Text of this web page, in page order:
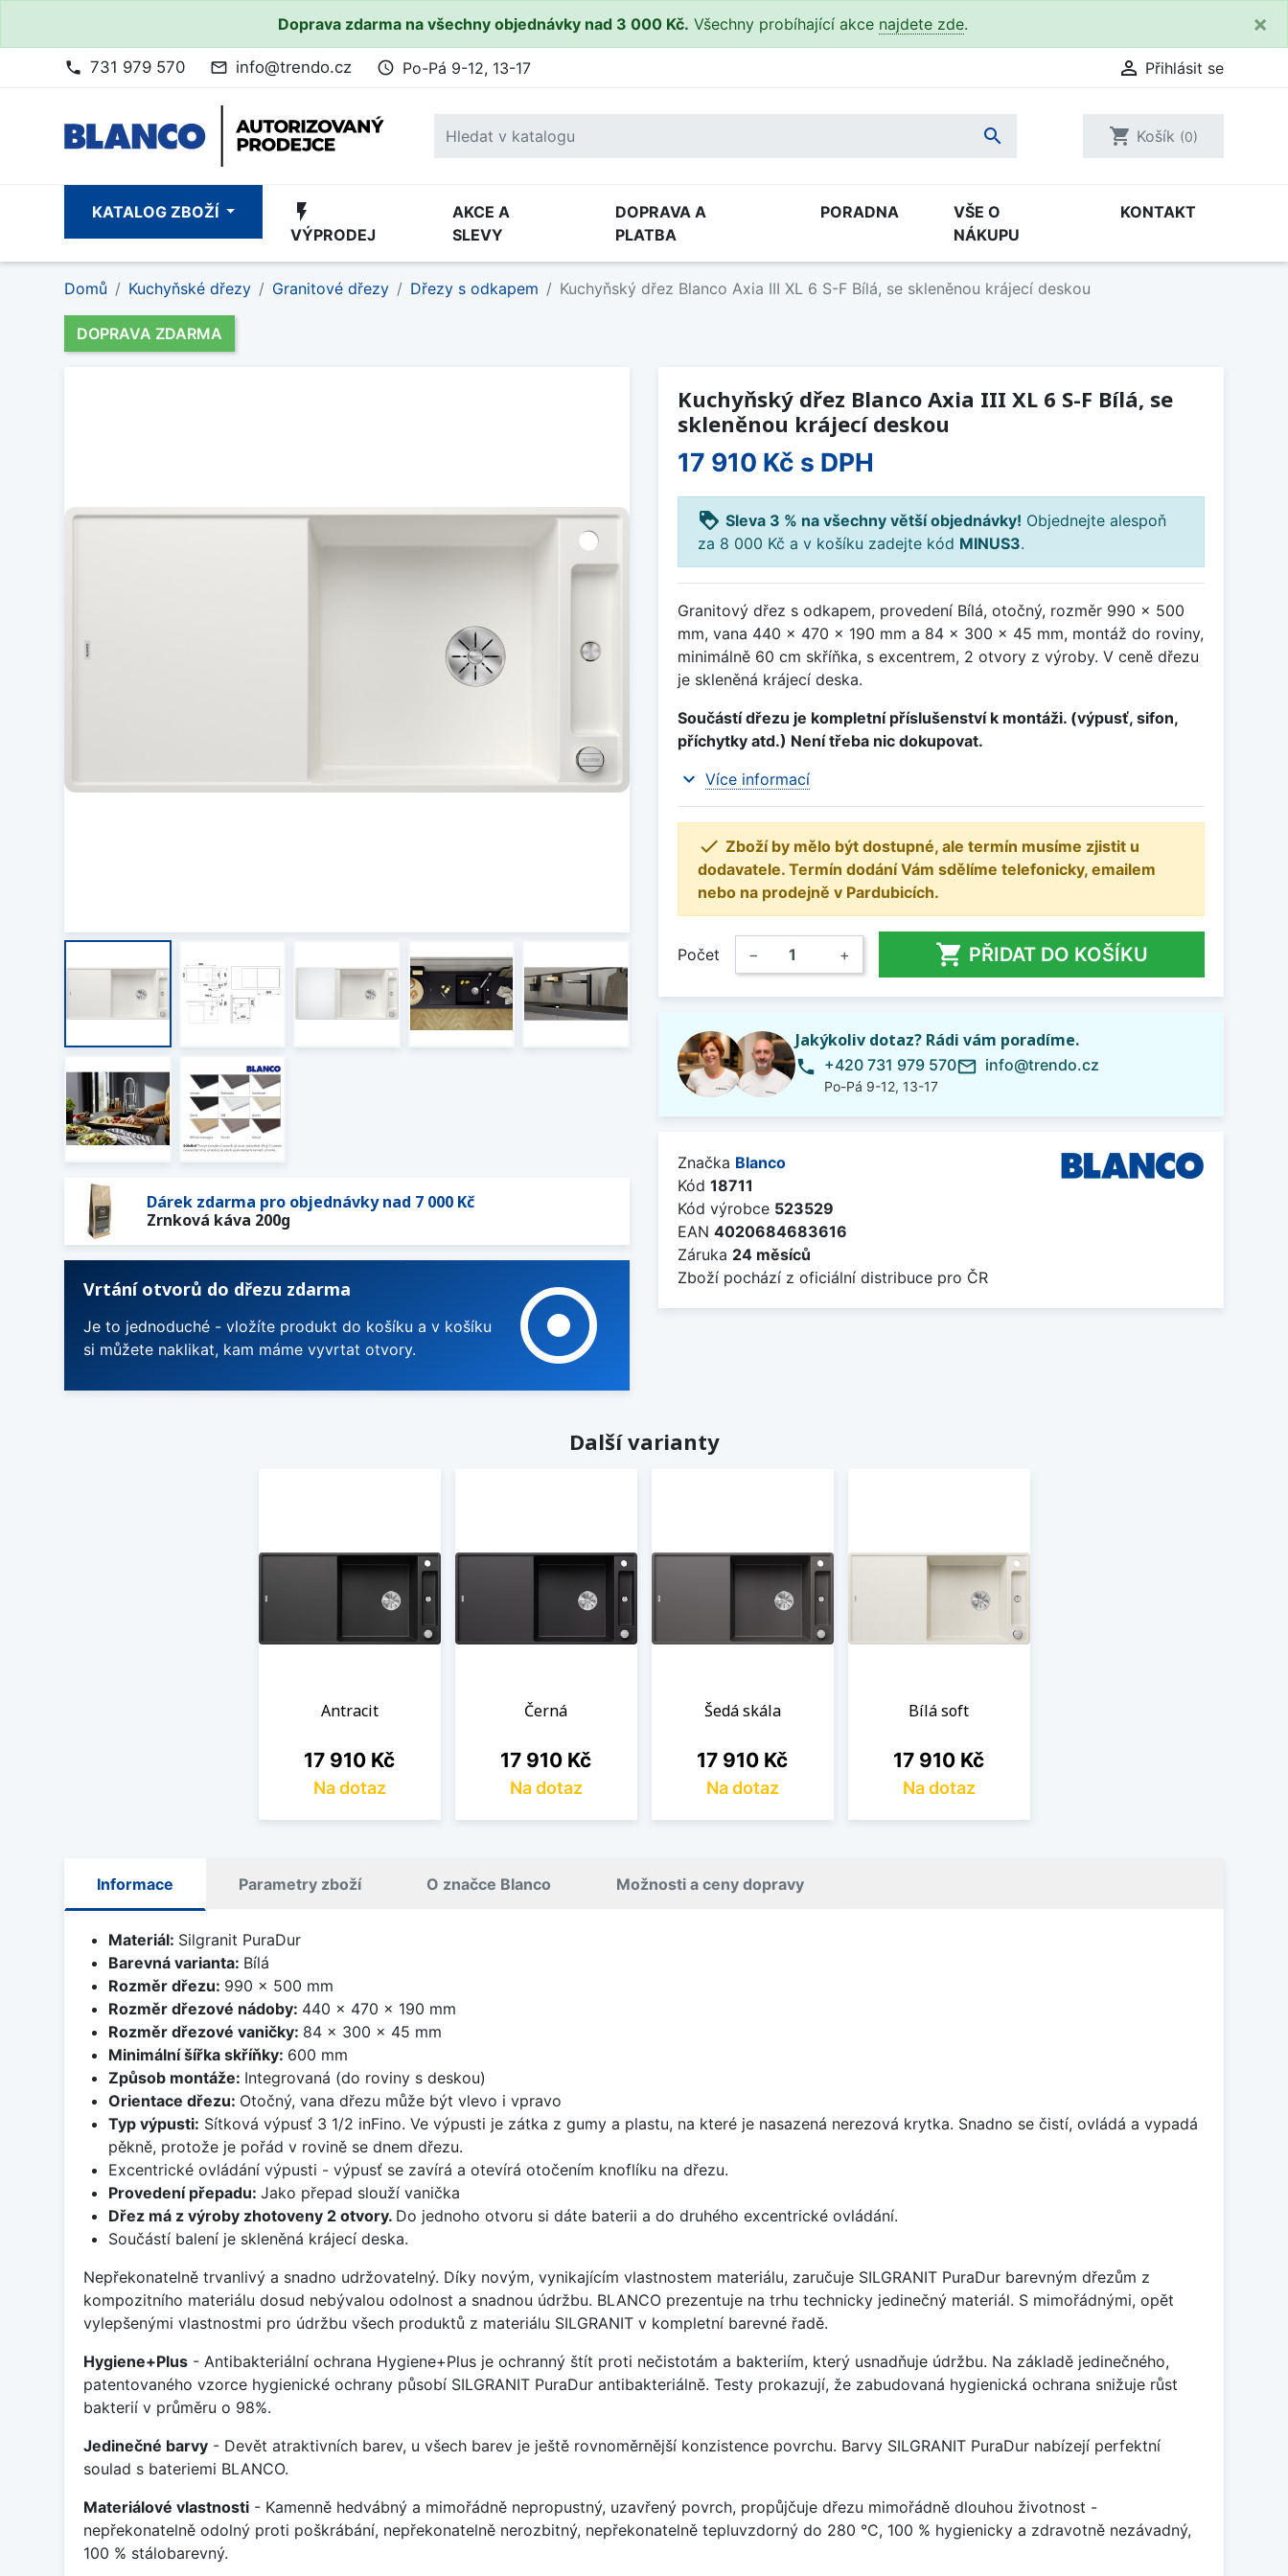
Doprava zdarma na všechny objednávky nad 3 000 Kč. Všechny probíhající akce najdete zde. ×
phone 731 979 570 mail_outline info@trendo.cz access_time Po-Pá 9-12, 13-17  Přihlásit se
 shopping_cart Košík (0)
KATALOG ZBOŽÍ flash_on
VÝPRODEJ
AKCE A
SLEVY
DOPRAVA A
PLATBA
PORADNA
VŠE O
NÁKUPU
KONTAKT
Domů Kuchyňské dřezy Granitové dřezy Dřezy s odkapem Kuchyňský dřez Blanco Axia III XL 6 S-F Bílá, se skleněnou krájecí deskou
DOPRAVA ZDARMA
Dárek zdarma pro objednávky nad 7 000 Kč
Zrnková káva 200g
Vrtání otvorů do dřezu zdarma
Je to jednoduché - vložíte produkt do košíku a v košíku
si můžete naklikat, kam máme vyvrtat otvory.
adjust
Kuchyňský dřez Blanco Axia III XL 6 S-F Bílá, se
skleněnou krájecí deskou
17 910 Kč s DPH
loyalty Sleva 3 % na všechny větší objednávky! Objednejte alespoň
za 8 000 Kč a v košíku zadejte kód MINUS3.
Granitový dřez s odkapem, provedení Bílá, otočný, rozměr 990 x 500
mm, vana 440 x 470 x 190 mm a 84 x 300 x 45 mm, montáž do roviny,
minimálně 60 cm skříňka, s excentrem, 2 otvory z výroby. V ceně dřezu
je skleněná krájecí deska.
Součástí dřezu je kompletní příslušenství k montáži. (výpusť, sifon,
příchytky atd.) Není třeba nic dokupovat.
expand_more Více informací
 Zboží by mělo být dostupné, ale termín musíme zjistit u
dodavatele. Termín dodání Vám sdělíme telefonicky, emailem
nebo na prodejně v Pardubicích.
Počet − +  PŘIDAT DO KOŠÍKU
Jakýkoliv dotaz? Rádi vám poradíme.
phone +420 731 979 570
Po-Pá 9-12, 13-17
mail_outline info@trendo.cz
Značka Blanco
Kód 18711
Kód výrobce 523529
EAN 4020684683616
Záruka 24 měsíců
Zboží pochází z oficiální distribuce pro ČR
Další varianty
Antracit
Cena
17 910 Kč
Na dotaz
Černá
Cena
17 910 Kč
Na dotaz
Šedá skála
Cena
17 910 Kč
Na dotaz
Bílá soft
Cena
17 910 Kč
Na dotaz
Informace Parametry zboží O značce Blanco Možnosti a ceny dopravy
Materiál: Silgranit PuraDur
Barevná varianta: Bílá
Rozměr dřezu: 990 x 500 mm
Rozměr dřezové nádoby: 440 x 470 x 190 mm
Rozměr dřezové vaničky: 84 x 300 x 45 mm
Minimální šířka skříňky: 600 mm
Způsob montáže: Integrovaná (do roviny s deskou)
Orientace dřezu: Otočný, vana dřezu může být vlevo i vpravo
Typ výpusti: Sítková výpusť 3 1/2 inFino. Ve výpusti je zátka z gumy a plastu, na které je nasazená nerezová krytka. Snadno se čistí, ovládá a vypadá
pěkně, protože je pořád v rovině se dnem dřezu.
Excentrické ovládání výpusti - výpusť se zavírá a otevírá otočením knoflíku na dřezu.
Provedení přepadu: Jako přepad slouží vanička
Dřez má z výroby zhotoveny 2 otvory. Do jednoho otvoru si dáte baterii a do druhého excentrické ovládání.
Součástí balení je skleněná krájecí deska.
Nepřekonatelně trvanlivý a snadno udržovatelný. Díky novým, vynikajícím vlastnostem materiálu, zaručuje SILGRANIT PuraDur barevným dřezům z
kompozitního materiálu dosud nebývalou odolnost a snadnou údržbu. BLANCO prezentuje na trhu technicky jedinečný materiál. S mimořádnými, opět
vylepšenými vlastnostmi pro údržbu všech produktů z materiálu SILGRANIT v kompletní barevné řadě.
Hygiene+Plus - Antibakteriální ochrana Hygiene+Plus je ochranný štít proti nečistotám a bakteriím, který usnadňuje údržbu. Na základě jedinečného,
patentovaného vzorce hygienické ochrany působí SILGRANIT PuraDur antibakteriálně. Testy prokazují, že zabudovaná hygienická ochrana snižuje růst
bakterií v průměru o 98%.
Jedinečné barvy - Devět atraktivních barev, u všech barev je ještě rovnoměrnější konzistence povrchu. Barvy SILGRANIT PuraDur nabízejí perfektní
soulad s bateriemi BLANCO.
Materiálové vlastnosti - Kamenně hedvábný a mimořádně nepropustný, uzavřený povrch, propůjčuje dřezu mimořádně dlouhou životnost -
nepřekonatelně odolný proti poškrábání, nepřekonatelně nerozbitný, nepřekonatelně tepluvzdorný do 280 °C, 100 % hygienicky a zdravotně nezávadný,
100 % stálobarevný.